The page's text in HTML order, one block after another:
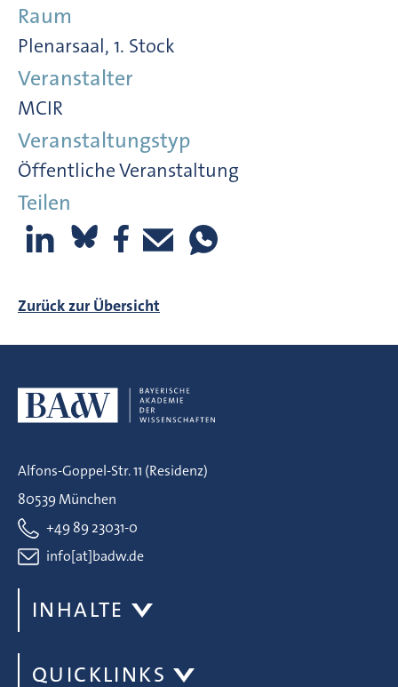
Raum
Plenarsaal, 1. Stock
Veranstalter
MCIR
Veranstaltungstyp
Öffentliche Veranstaltung
Teilen
Zurück zur Übersicht
Alfons-Goppel-Str. 11 (Residenz)
80539 München
+49 89 23031-0
info[at]badw.de
INHALTE
QUICKLINKS